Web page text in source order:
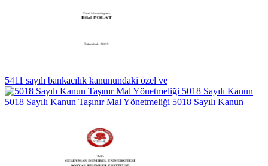
5411 sayılı bankacılık kanunundaki özel ve
5018 Sayılı Kanun Taşınır Mal Yönetmeliği 5018 Sayılı Kanun